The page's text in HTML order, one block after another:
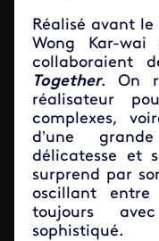
Réalisé avant
Wong Kar-
collaboraient
Together. On
réalisateur
complexes,
d’une
délicatesse et
surprend par
oscillant
toujours
sophistiqué.